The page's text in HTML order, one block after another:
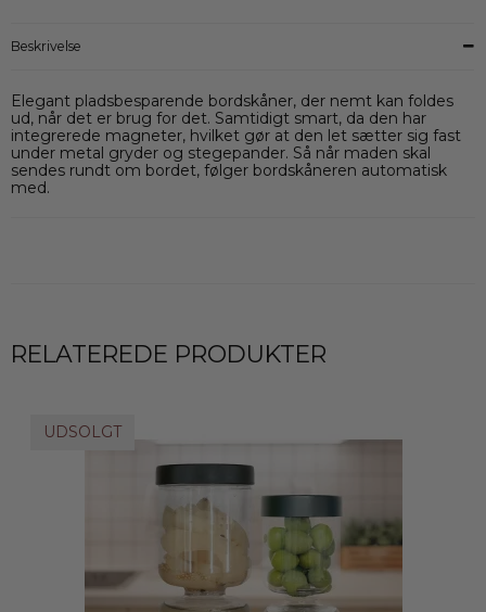
Beskrivelse
Elegant pladsbesparende bordskåner, der nemt kan foldes
ud, når det er brug for det. Samtidigt smart, da den har
integrerede magneter, hvilket gør at den let sætter sig fast
under metal gryder og stegepander. Så når maden skal
sendes rundt om bordet, følger bordskåneren automatisk
med.
RELATEREDE PRODUKTER
UDSOLGT